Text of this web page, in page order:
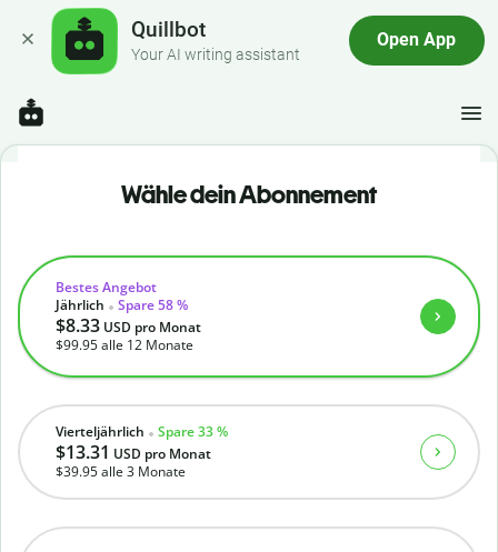
Quillbot
Your AI writing assistant
Open App
Wähle dein Abonnement
Vierteljährlich Spare 33 %
$13.31 USD pro Monat
$39.95alle 3 Monate
Bestes Angebot
Jährlich
Spare 58 %
$8.33 USD pro Monat
$99.95alle 12 Monate